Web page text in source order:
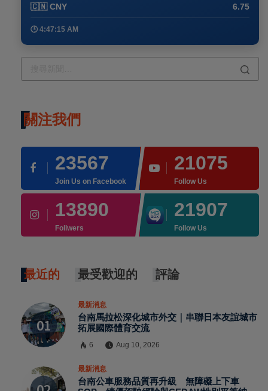
🇨🇳 CNY 6.75
🕒 4:47:25 AM
關注我們
23567
Join Us on Facebook
21075
Follow Us
13890
Follwers
21907
Follow Us
最近的 最受歡迎的 評論
最新消息
台南馬拉松深化城市外交｜串聯日本友誼城市
拓展國際體育交流
6 Aug 10, 2026
最新消息
台南公車服務品質再升級 無障礙上下車
×